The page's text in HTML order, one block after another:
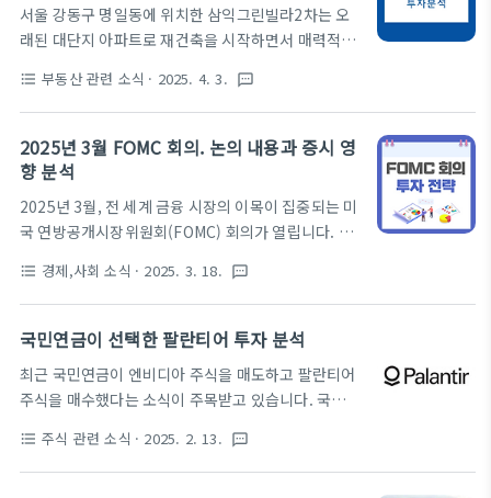
지 분석해 보겠습니다. 하이퍼튜브 개발 현황이번 사
업은 2025년부터 2027년까지 3년간 총 127억 원의
예산이 투입될 예정이며, 올해는 36억8천만 원이 투
차체 설계·제작 등 4가지 세부..
서울 강동구 명일동에 위치한 삼익그린빌라2차는 오
래된 대단지 아파트로 재건축을 시작하면서 매력적인
아파트는 현재 재건축 단계에 있으며, 입지와 장래 가
치 상승 가능성 측면에서 주목받고 있습니다. 이 글에
서는 삼익그린빌라2차의 재건축 진행 상황, 성장 가능
성, 전세를 활용한 투자 시 필요한 비용, 그리고 투자
건축 진행 상황삼익그린빌라2차의 재건축은 2019년
조합설립 추진위원회 구성 이후, 2021년에 조합설립
인가를 받으며 본격적인 궤도에 올랐습니다. 현재는
40층 규모의 3,350세대로 변모할..
format_list_bulleted 부동산 관련 소식 · 2025. 4. 3. textsms
2025년 3월 FOMC 회의. 논의 내용과 증시 영
향 분석
2025년 3월, 전 세계 금융 시장의 이목이 집중되는 미
국 연방공개시장위원회(FOMC) 회의가 열립니다. 이
경제와 증시에 중대한 영향을 미칠 것으로 예상됩니
다. 특히, 투자자들은 경제전망요약(SEP)과 점도표
(Dot Plot)를 통해 연준의 통화정책 방향을 예측하려
될 주요 내용과 증시에 미칠 영향을 심층적으로 분석
해 보겠습니다.FOMC 회의의 주요 논의 내용FOMC
회의는 미국 경제의 통화정책을 결정하는 중요한 자리
format_list_bulleted 경제,사회 소식 · 2025. 3. 18. textsms
국민연금이 선택한 팔란티어 투자 분석
최근 국민연금이 엔비디아 주식을 매도하고 팔란티어
주식을 매수했다는 소식이 주목받고 있습니다. 국민연
오를 조정하는 기관으로, 이번 결정은 팔란티어의 미
래 가치에 대한 긍정적인 신호로 해석될 수 있습니다.
format_list_bulleted 주식 관련 소식 · 2025. 2. 13. textsms